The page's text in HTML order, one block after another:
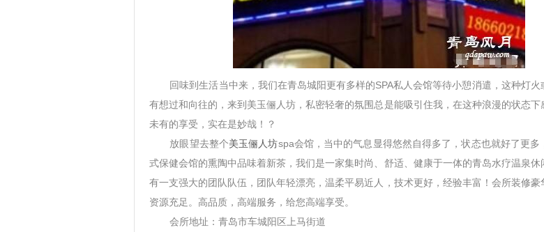
回味到生活当中来，我们在青岛城阳更有多样的SPA私人会馆等待小憩消遣，这种灯火
有想过和向往的，来到美玉俪人坊，私密轻奢的氛围总是能吸引住我，在这种浪漫的状态下
未有的享受，实在是妙哉！？
放眼望去整个美玉俪人坊spa会馆，当中的气息显得悠然自得多了，状态也就好了更多
式保健会馆的熏陶中品味着新茶，我们是一家集时尚、舒适、健康于一体的青岛水疗温泉休
有一支强大的团队队伍，团队年轻漂亮，温柔平易近人，技术更好，经验丰富！会所装修豪
资源充足。高品质，高端服务，给您高端享受。
会所地址：青岛市车城阳区上马街道